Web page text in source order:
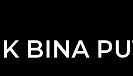
BINA